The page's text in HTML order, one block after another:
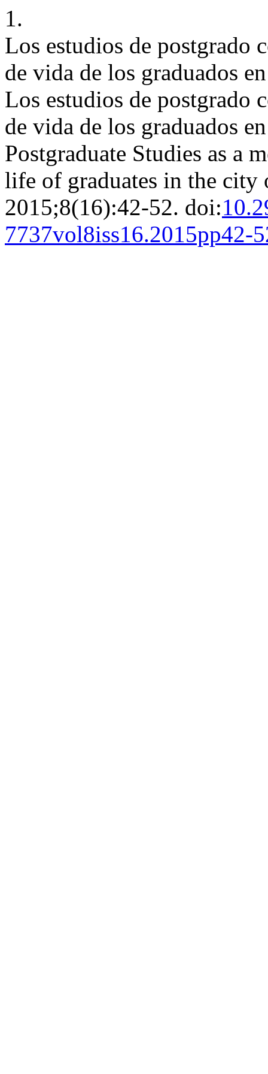
1.
Los estudios de postgrado
de vida de los graduados
Los estudios de postgrado
de vida de los graduados
Postgraduate Studies as a
life of graduates in the
2015;8(16):42-52. doi:
7737vol8iss16.2015pp42-